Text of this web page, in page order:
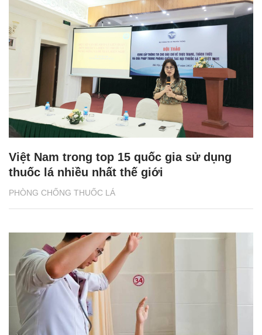
PHÒNG CHỐNG THUỐC LÁ
Việt Nam trong top 15 quốc gia sử dụng
thuốc lá nhiều nhất thế giới